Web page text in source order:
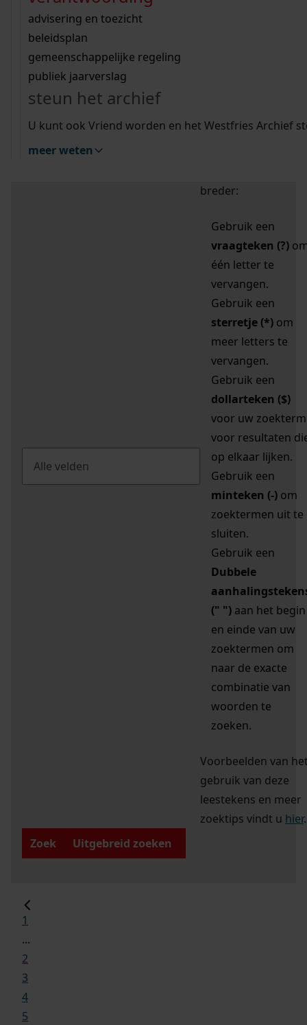
bouwvergunningen
omgevingsvergunningen
vergunningen
beeld en geluid
uitleg nodig?
Wij helpen u op weg met een aantal zoektips.
bekijk alle zoektips
Wij helpen u op weg met een aantal zoektips.
bekijk alle zoektips
bekijk ons geschiedenislokaal
advisering en toezicht
beleidsplan
gemeenschappelijke regeling
publiek jaarverslag
steun het archief
U kunt ook Vriend worden en het Westfries Archief
meer weten
zoektips
Mijn Studiezaal (inloggen)
uw zoekopdracht te
breder:
Gebruik een
vraagteken (?)
één letter te
vervangen.
Gebruik een
sterretje (*) om
meer letters te
vervangen.
Gebruik een
dollarteken ($)
voor uw zoekterm
voor resultaten
op elkaar lijken.
Gebruik een
minteken (-) om
zoektermen uit te
sluiten.
Gebruik een
Dubbele
(" ") aan het begin
en einde van uw
zoektermen om
naar de exacte
combinatie van
woorden te
zoeken.
Voorbeelden van
gebruik van deze
leestekens en meer
zoektips vindt u hier.
Zoek
Uitgebreid zoeken
1
...
2
3
4
5